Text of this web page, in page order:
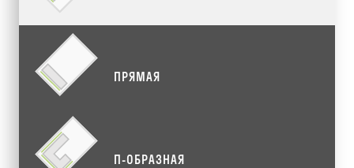
ПРЯМАЯ
П-ОБРАЗНАЯ